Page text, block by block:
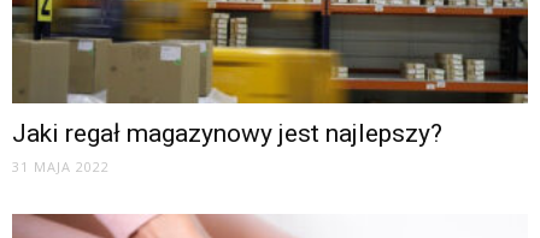
Jaki regał magazynowy jest najlepszy?
31 MAJA 2022